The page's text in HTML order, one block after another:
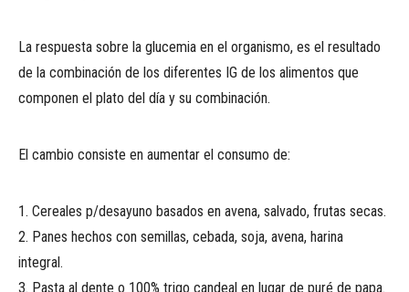
La respuesta sobre la glucemia en el organismo, es el resultado
de la combinación de los diferentes IG de los alimentos que
componen el plato del día y su combinación.
El cambio consiste en aumentar el consumo de:
1. Cereales p/desayuno basados en avena, salvado, frutas secas.
2. Panes hechos con semillas, cebada, soja, avena, harina
integral.
3. Pasta al dente o 100% trigo candeal en lugar de puré de papa.